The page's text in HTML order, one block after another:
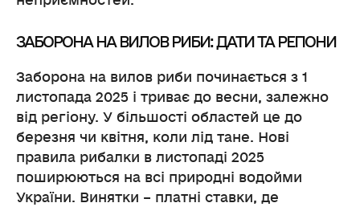
ЗАБОРОНА НА ВИЛОВ РИБИ: ДАТИ ТА РЕГІОНИ
Заборона на вилов риби починається з 1
листопада 2025 і триває до весни, залежно
від регіону. У більшості областей це до
березня чи квітня, коли лід тане. Нові
правила рибалки в листопаді 2025
поширюються на всі природні водойми
України. Винятки – платні ставки, де